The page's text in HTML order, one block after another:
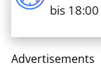
bis
Advertisements